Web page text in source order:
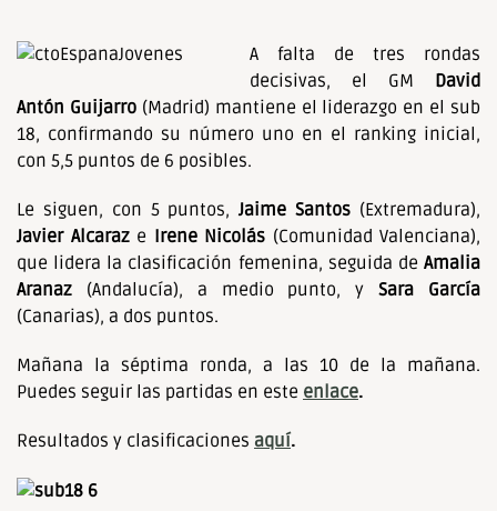
A falta de tres rondas
decisivas, el GM David
Antón Guijarro(Madrid) mantiene el liderazgo en el sub
18, confirmando su número uno en el ranking inicial,
con 5,5 puntos de 6 posibles.
Le siguen, con 5 puntos,Jaime Santos (Extremadura),
Javier Alcaraze Irene Nicolás (Comunidad Valenciana),
que lidera la clasificación femenina, seguida de Amalia
Aranaz (Andalucía), a medio punto, ySara García
(Canarias), a dos puntos.
Mañana la séptima ronda, a las 10 de la mañana.
Puedes seguir las partidas en este enlace.
Resultados y clasificaciones aquí.